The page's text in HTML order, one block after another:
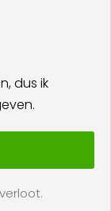
dus ik